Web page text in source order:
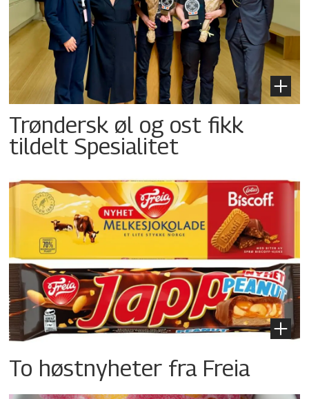
Trøndersk øl og ost fikk
tildelt Spesialitet
To høstnyheter fra Freia